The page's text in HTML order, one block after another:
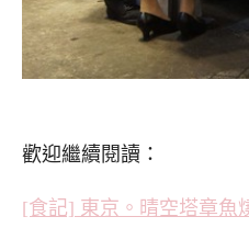
歡迎繼續閱讀：
[食記] 東京。晴空塔章魚